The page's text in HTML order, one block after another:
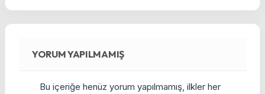
YORUM YAPILMAMIŞ
Bu içeriğe henüz yorum yapılmamış, ilkler her